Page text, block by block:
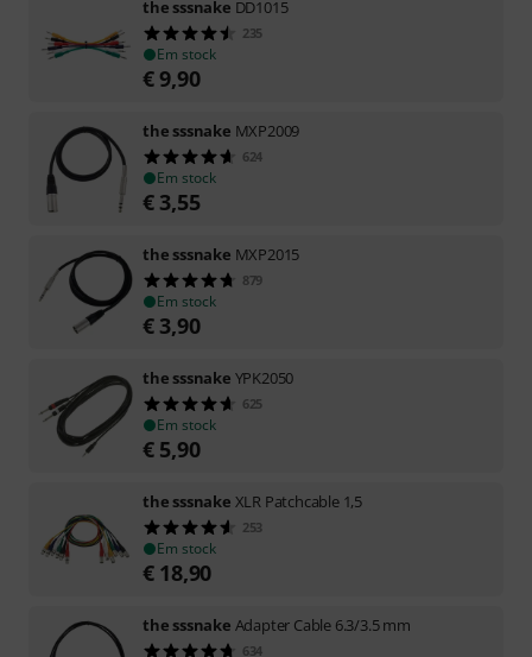
the sssnake DD1015
235
Em stock
€9,90
the sssnake MXP2009
624
Em stock
€ 3,55
the sssnake MXP2015
879
Em stock
€ 3,90
the sssnake YPK2050
625
Em stock
€ 5,90
the sssnake XLR Patchcable 1,5
253
Em stock
€ 18,90
the sssnake Adapter Cable 6.3/3.5 mm
634